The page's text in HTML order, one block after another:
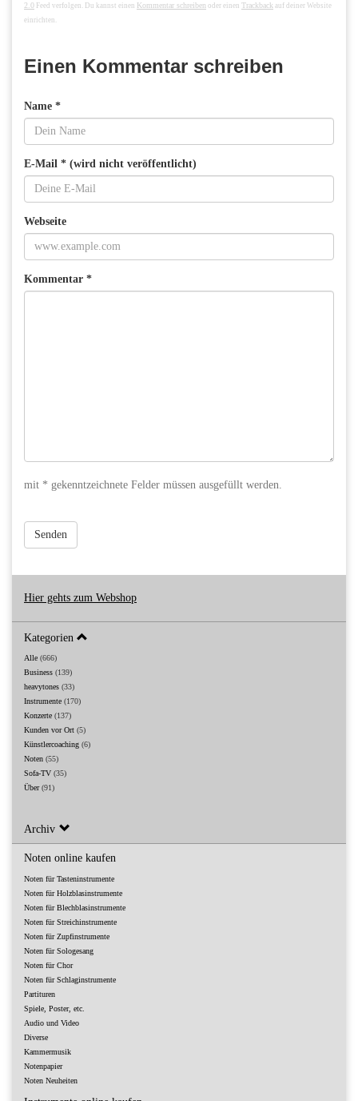
2.0 Feed verfolgen. Du kannst einen Kommentar schreiben oder einen Trackback auf deiner Website
einrichten.
Einen Kommentar schreiben
Name *
E-Mail * (wird nicht veröffentlicht)
Webseite
Kommentar *
mit * gekenntzeichnete Felder müssen ausgefüllt werden.
Senden
Hier gehts zum Webshop
Kategorien
Alle (666)
Business (139)
heavytones (33)
Instrumente (170)
Konzerte (137)
Kunden vor Ort (5)
Künstlercoaching (6)
Noten (55)
Sofa-TV (35)
Über(91)
Archiv
Noten online kaufen
Noten für Tasteninstrumente
Noten für Holzblasinstrumente
Noten für Blechblasinstrumente
Noten für Streichinstrumente
Noten für Zupfinstrumente
Noten für Sologesang
Noten für Chor
Noten für Schlaginstrumente
Partituren
Spiele, Poster, etc.
Audio und Video
Diverse
Kammermusik
Notenpapier
Noten Neuheiten